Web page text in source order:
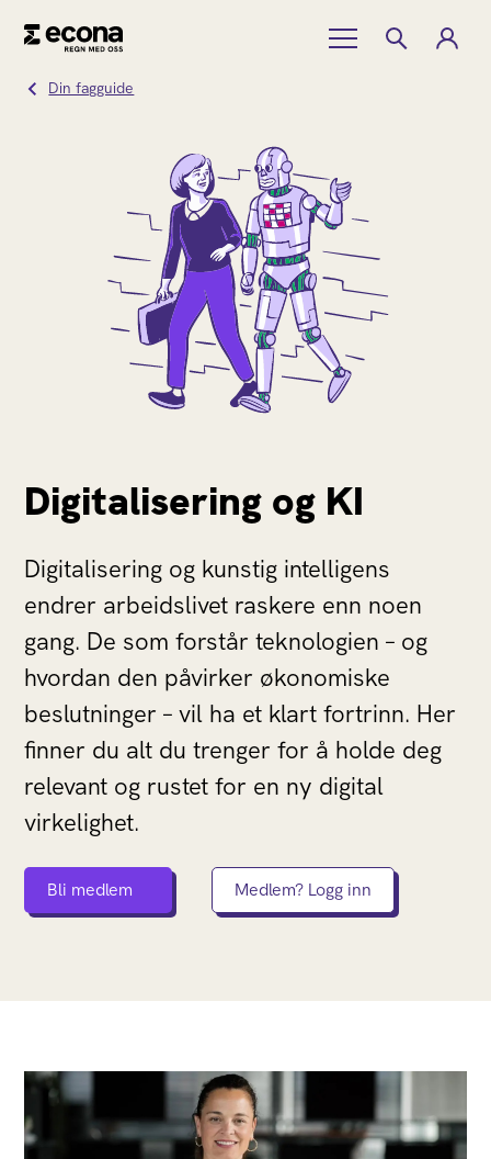
Din fagguide
Digitalisering og KI
Digitalisering og kunstig intelligens
endrer arbeidslivet raskere enn noen
gang. De som forstår teknologien – og
hvordan den påvirker økonomiske
beslutninger – vil ha et klart fortrinn. Her
finner du alt du trenger for å holde deg
relevant og rustet for en ny digital
virkelighet.
Bli medlem Medlem? Logg inn